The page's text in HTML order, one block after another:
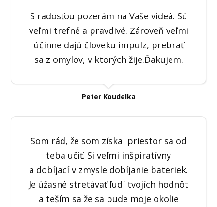
S radosťou pozerám na Vaše videá. Sú
veľmi trefné a pravdivé. Zároveň veľmi
účinne dajú človeku impulz, prebrať
sa z omylov, v ktorých žije.Ďakujem.
Peter Koudelka
Som rád, že som získal priestor sa od
teba učiť. Si veľmi inšpiratívny
a dobíjací v zmysle dobíjanie bateriek.
Je úžasné stretávať ľudí tvojích hodnôt
a teším sa že sa bude moje okolie